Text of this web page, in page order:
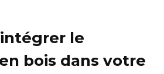
le
bois dans votre